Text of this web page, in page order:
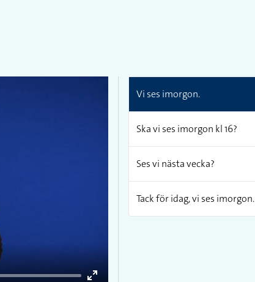
Vi ses imorgon.
Ska vi ses imorgon kl 16?
Ses vi nästa vecka?
Tack för idag, vi ses imorgon.